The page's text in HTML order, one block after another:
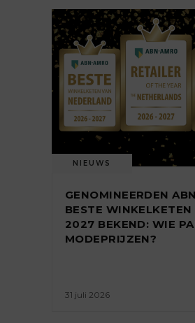
NIEUWS
GENOMINEERDEN
BESTE
2027 BEKEND: WIE
MODEPRIJZEN?
31 juli 2026